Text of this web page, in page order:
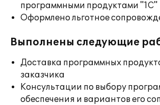
программными продуктами "1С"
Оформлено льготное
Выполнены следующие
Доставка программных
заказчика
Консультации по выбору
обеспечения и вариантов его